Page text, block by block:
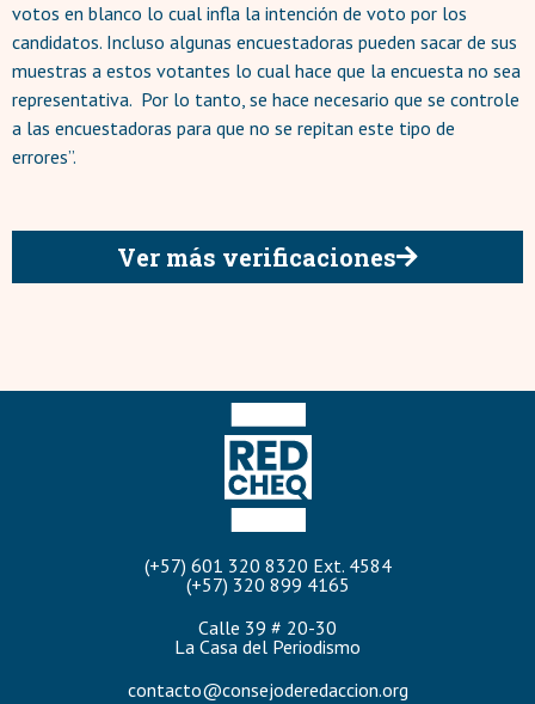
votos en blanco lo cual infla la intención de voto por los
candidatos. Incluso algunas encuestadoras pueden sacar de sus
muestras a estos votantes lo cual hace que la encuesta no sea
representativa. Por lo tanto, se hace necesario que se controle
a las encuestadoras para que no se repitan este tipo de
errores”.
Ver más verificaciones
(+57) 601 320 8320 Ext. 4584
(+57) 320 899 4165
Calle 39 # 20-30
La Casa del Periodismo
contacto@consejoderedaccion.org